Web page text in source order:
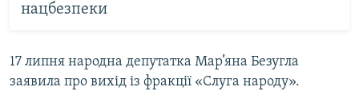
нацбезпеки
17 липня народна депутатка Мар’яна Безугла
заявила про вихід із фракції «Слуга народу».